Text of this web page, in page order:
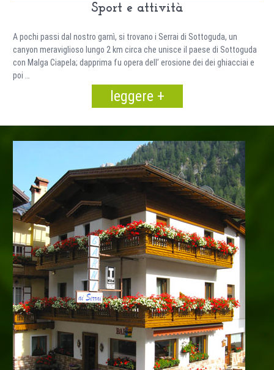
Sport e attività
A pochi passi dal nostro garnì, si trovano i Serrai di Sottoguda, un
canyon meraviglioso lungo 2 km circa che unisce il paese di Sottoguda
con Malga Ciapela; dapprima fu opera dell’ erosione dei dei ghiacciai e
poi …
leggere +